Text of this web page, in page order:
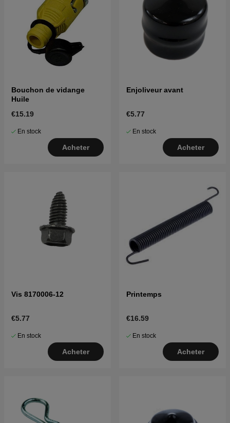
Bouchon de vidange
Huile
€15.19
En stock
Acheter
Enjoliveur avant
€5.77
En stock
Acheter
Vis 8170006-12
€5.77
En stock
Acheter
Printemps
€16.59
En stock
Acheter